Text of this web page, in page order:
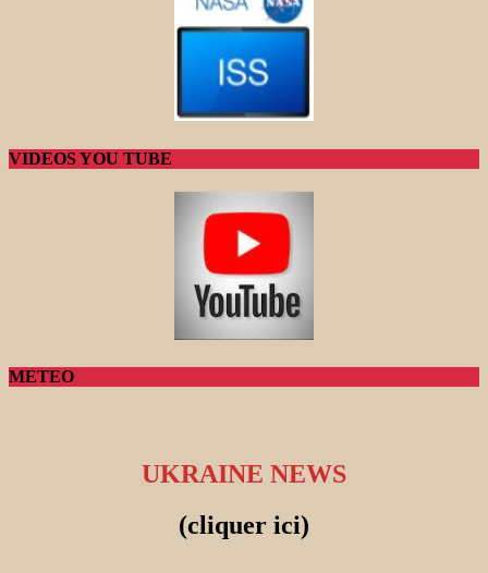
VIDEOS YOU TUBE
METEO
UKRAINE NEWS
(cliquer ici)